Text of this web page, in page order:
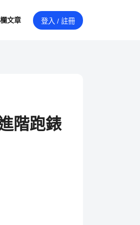
文章 登入 / 註冊
階跑錶